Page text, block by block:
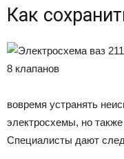
Как
вовремя устранять
электросхемы, но
Специалисты дают